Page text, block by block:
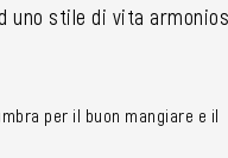
uno stile di vita
per il buon mangiare e il